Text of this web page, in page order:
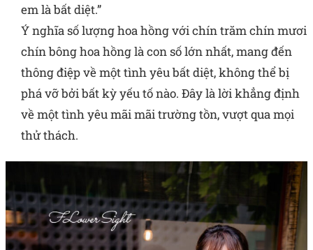
em là bất diệt.”
Ý nghĩa số lượng hoa hồng với chín trăm chín mươi
chín bông hoa hồng là con số lớn nhất, mang đến
thông điệp về một tình yêu bất diệt, không thể bị
phá vỡ bởi bất kỳ yếu tố nào. Đây là lời khẳng định
về một tình yêu mãi mãi trường tồn, vượt qua mọi
thử thách.